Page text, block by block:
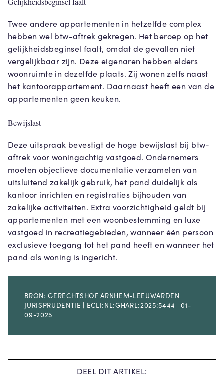
Twee andere appartementen in hetzelfde complex
hebben wel btw-aftrek gekregen. Het beroep op het
gelijkheidsbeginsel faalt, omdat de gevallen niet
vergelijkbaar zijn. Deze eigenaren hebben elders
woonruimte in dezelfde plaats. Zij wonen zelfs naast
het kantoorappartement. Daarnaast heeft een van de
appartementen geen keuken.
Bewijslast
Deze uitspraak bevestigt de hoge bewijslast bij btw-
aftrek voor woningachtig vastgoed. Ondernemers
moeten objectieve documentatie verzamelen van
uitsluitend zakelijk gebruik, het pand duidelijk als
kantoor inrichten en registraties bijhouden van
zakelijke activiteiten. Extra voorzichtigheid geldt bij
appartementen met een woonbestemming en luxe
vastgoed in recreatiegebieden, wanneer één persoon
exclusieve toegang tot het pand heeft en wanneer het
pand als woning is ingericht.
BRON: GERECHTSHOF ARNHEM-LEEUWARDEN |
JURISPRUDENTIE | ECLI:NL:GHARL:2025:5444 | 01-
09-2025
DEEL DIT ARTIKEL: